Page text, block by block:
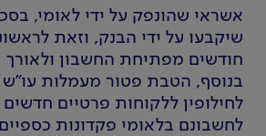
אשראי שהונפק על ידי לאומי,
חודשים מפתיחת החשבון
לחילופין ללקוחות פרטיים
לחשבונם בלאומי פקדונות